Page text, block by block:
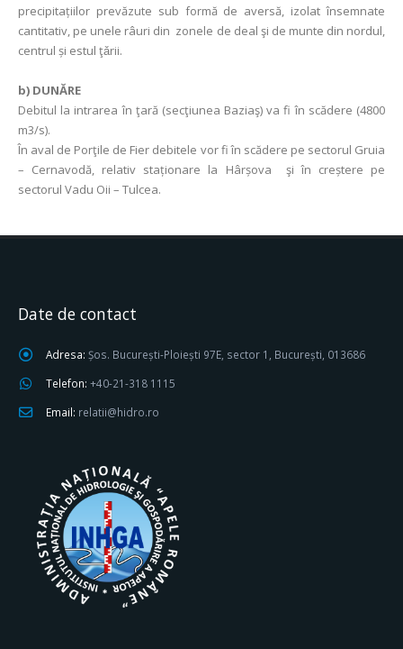
precipitațiilor prevăzute sub formă de aversă, izolat însemnate
cantitativ, pe unele râuri din zonele de deal şi de munte din nordul,
centrul și estul ţǎrii.
b) DUNĂRE
Debitul la intrarea în ţară (secţiunea Baziaş) va fi în scădere (4800
m3/s).
În aval de Porţile de Fier debitele vor fi în scădere pe sectorul Gruia
– Cernavodă, relativ staționare la Hârșova şi în creștere pe
sectorul Vadu Oii – Tulcea.
Date de contact
Adresa: Șos. București-Ploiești 97E, sector 1, București, 013686
Telefon: +40-21-318 1115
Email: relatii@hidro.ro